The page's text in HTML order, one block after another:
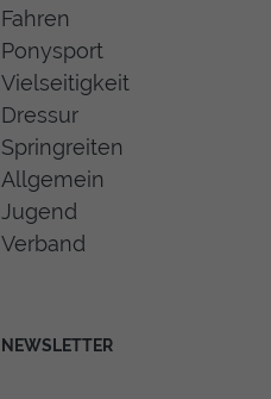
Fahren
Ponysport
Vielseitigkeit
Dressur
Springreiten
Allgemein
Jugend
Verband
NEWSLETTER